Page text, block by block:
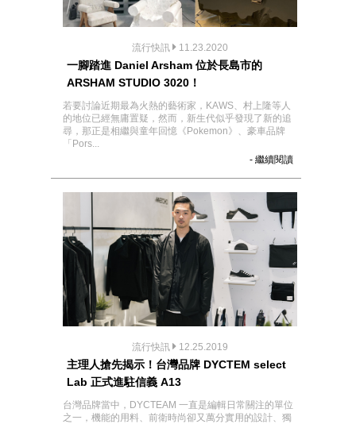
流行快訊 11.23.2020
一腳踏進 Daniel Arsham 位於長島市的
ARSHAM STUDIO 3020！
若要討論近期最為火熱的藝術家，KAWS、村上隆等人
的地位已經無庸置疑，然而，新生代似乎發現了新的追
尋，那正是相繼與童年回憶《Pokemon》、豪車品牌
「Pors...
- 繼續閱讀
流行快訊 12.25.2019
主理人搶先揭示！台灣品牌 DYCTEM select
Lab 正式進駐信義 A13
台灣品牌當中，DYCTEAM 一直是編輯日常關注的單位
之一，機能的用料、前衛時尚卻又萬分實用的設計、獨